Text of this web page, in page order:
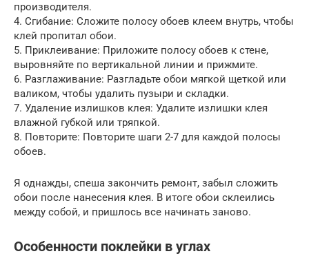
производителя.
4. Сгибание: Сложите полосу обоев клеем внутрь, чтобы
клей пропитал обои.
5. Приклеивание: Приложите полосу обоев к стене,
выровняйте по вертикальной линии и прижмите.
6. Разглаживание: Разгладьте обои мягкой щеткой или
валиком, чтобы удалить пузыри и складки.
7. Удаление излишков клея: Удалите излишки клея
влажной губкой или тряпкой.
8. Повторите: Повторите шаги 2-7 для каждой полосы
обоев.
Я однажды, спеша закончить ремонт, забыл сложить
обои после нанесения клея. В итоге обои склеились
между собой, и пришлось все начинать заново.
Особенности поклейки в углах